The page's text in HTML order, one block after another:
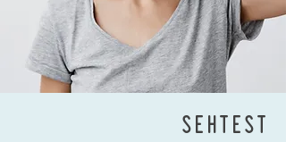
SEHTEST